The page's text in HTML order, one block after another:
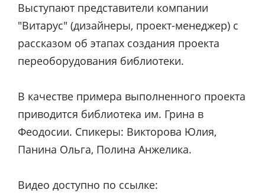
Выступают представители компании
"Витарус" (дизайнеры, проект-менеджер) с
рассказом об этапах создания проекта
переоборудования библиотеки.
В качестве примера выполненного проекта
приводится библиотека им. Грина в
Феодосии. Спикеры: Викторова Юлия,
Панина Ольга, Полина Анжелика.
Видео доступно по ссылке: